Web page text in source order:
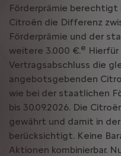
Förderprämie
Citroën die Differenz
Förderprämie und der
weitere 3.000 €.e
Vertragsabschluss die
angebotsgebenden
wie bei der staatlichen
bis 30.09.2026. Die
gewährt und damit in
berücksichtigt. Keine
Aktionen kombinierbar.